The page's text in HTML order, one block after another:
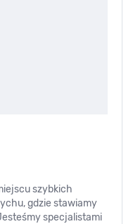
szybkich
gdzie stawiamy
specjalistami